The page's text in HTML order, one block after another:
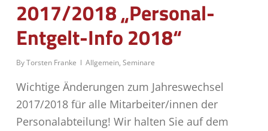
2017/2018 „Personal-
Entgelt-Info 2018“
ByTorsten Franke Allgemein, Seminare
Wichtige Änderungen zum Jahreswechsel
2017/2018 für alle Mitarbeiter/innen der
Personalabteilung! Wir halten Sie auf dem